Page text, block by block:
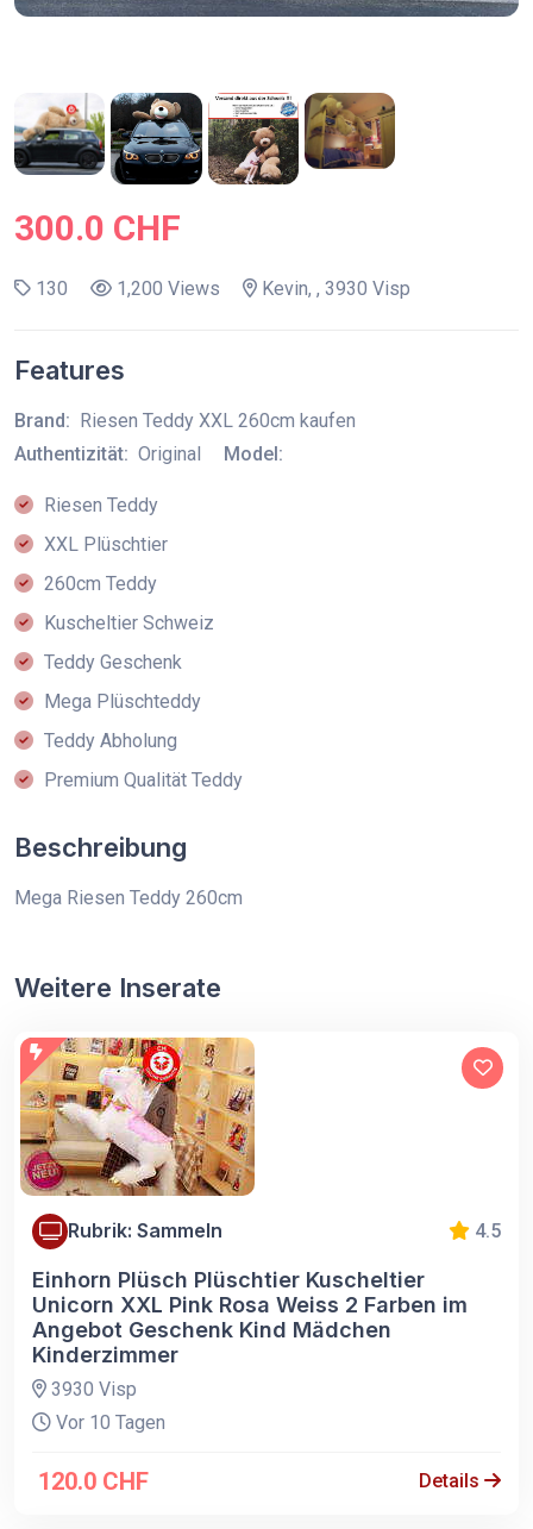
300.0 CHF
130 1,200 Views Kevin, , 3930 Visp
Features
Brand: Riesen Teddy XXL 260cm kaufen
Authentizität: Original Model:
Riesen Teddy
XXL Plüschtier
260cm Teddy
Kuscheltier Schweiz
Teddy Geschenk
Mega Plüschteddy
Teddy Abholung
Premium Qualität Teddy
Beschreibung
Mega Riesen Teddy 260cm
Weitere Inserate
Rubrik: Sammeln 4.5
Einhorn Plüsch Plüschtier Kuscheltier
Unicorn XXL Pink Rosa Weiss 2 Farben im
Angebot Geschenk Kind Mädchen
Kinderzimmer
3930 Visp
Vor 10 Tagen
120.0 CHF Details